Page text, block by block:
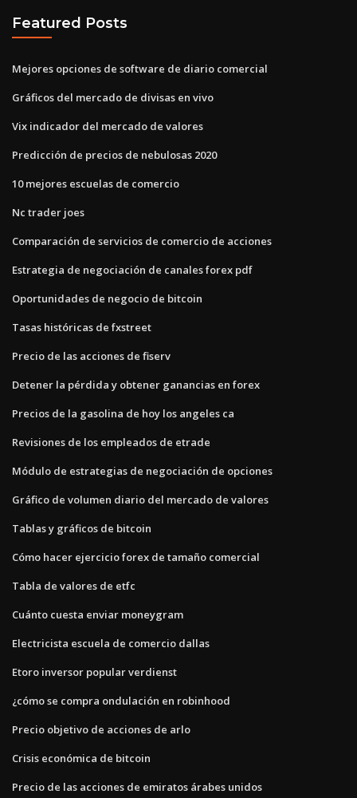
Featured Posts
Mejores opciones de software de diario comercial
Gráficos del mercado de divisas en vivo
Vix indicador del mercado de valores
Predicción de precios de nebulosas 2020
10 mejores escuelas de comercio
Nc trader joes
Comparación de servicios de comercio de acciones
Estrategia de negociación de canales forex pdf
Oportunidades de negocio de bitcoin
Tasas históricas de fxstreet
Precio de las acciones de fiserv
Detener la pérdida y obtener ganancias en forex
Precios de la gasolina de hoy los angeles ca
Revisiones de los empleados de etrade
Módulo de estrategias de negociación de opciones
Gráfico de volumen diario del mercado de valores
Tablas y gráficos de bitcoin
Cómo hacer ejercicio forex de tamaño comercial
Tabla de valores de etfc
Cuánto cuesta enviar moneygram
Electricista escuela de comercio dallas
Etoro inversor popular verdienst
¿cómo se compra ondulación en robinhood
Precio objetivo de acciones de arlo
Crisis económica de bitcoin
Precio de las acciones de emiratos árabes unidos